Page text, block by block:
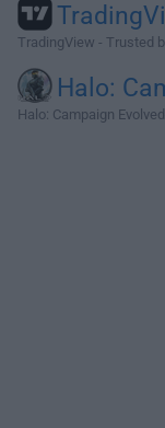
TradingView - Trusted
Halo:
Halo: Campaign Evolved